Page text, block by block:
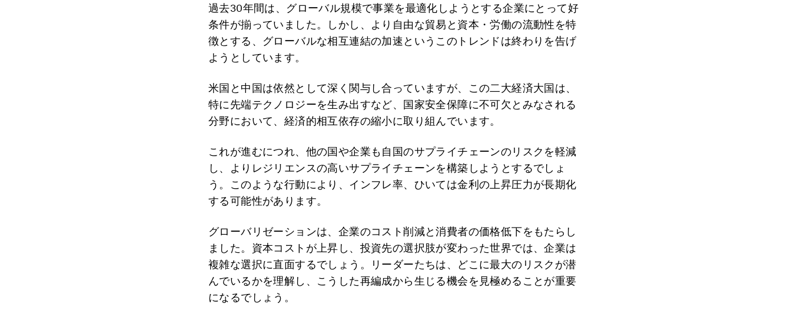
過去30年間は、グローバル規模で事業を最適化しようとする企業にとって好
条件が揃っていました。しかし、より自由な貿易と資本・労働の流動性を特
徴とする、グローバルな相互連結の加速というこのトレンドは終わりを告げ
ようとしています。
米国と中国は依然として深く関与し合っていますが、この二大経済大国は、
特に先端テクノロジーを生み出すなど、国家安全保障に不可欠とみなされる
分野において、経済的相互依存の縮小に取り組んでいます。
これが進むにつれ、他の国や企業も自国のサプライチェーンのリスクを軽減
し、よりレジリエンスの高いサプライチェーンを構築しようとするでしょ
う。このような行動により、インフレ率、ひいては金利の上昇圧力が長期化
する可能性があります。
グローバリゼーションは、企業のコスト削減と消費者の価格低下をもたらし
ました。資本コストが上昇し、投資先の選択肢が変わった世界では、企業は
複雑な選択に直面するでしょう。リーダーたちは、どこに最大のリスクが潜
んでいるかを理解し、こうした再編成から生じる機会を見極めることが重要
になるでしょう。